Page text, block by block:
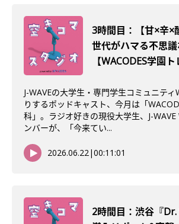
3時間目：【甘×辛×
世代がハマる不思
【WACODES学園ト
J-WAVEの大学生・専門学生コミュニティ
りするポッドキャスト、今月は「
科」。ラジオ好きの現役大学生、J-WAVE
ンバーが、「今来てい...
2026.06.22|00:11:01
2時間目：渋谷『Dr.